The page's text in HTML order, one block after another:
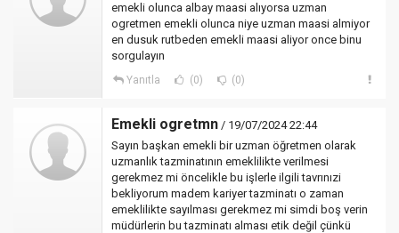
emekli olunca albay maasi alıyorsa uzman
ogretmen emekli olunca niye uzman maasi almiyor
en dusuk rutbeden emekli maasi aliyor once binu
sorgulayın
Yanıtla (0) (0)
Emekli ogretmn / 19/07/2024 22:44
Sayın başkan emekli bir uzman öğretmen olarak
uzmanlık tazminatının emeklilikte verilmesi
gerekmez mi öncelikle bu işlerle ilgili tavrınızi
bekliyorum madem kariyer tazminatı o zaman
emeklilikte sayılması gerekmez mi simdi boş verin
müdürlerin bu tazminatı alması etik değil çünkü